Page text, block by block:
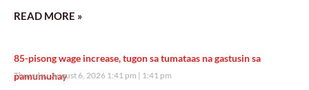
READ MORE »
85-pisong wage increase, tugon sa tumataas na gastusin sa
pamumuhay
Thursday, August 6, 2026 1:41 pm 1:41 pm